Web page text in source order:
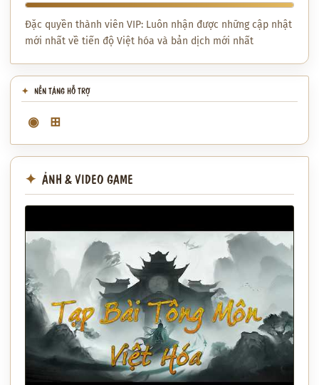
Đặc quyền thành viên VIP: Luôn nhận được những cập nhật
mới nhất về tiến độ Việt hóa và bản dịch mới nhất
NỀN TẢNG HỖ TRỢ
◉ ⊞
ẢNH & VIDEO GAME